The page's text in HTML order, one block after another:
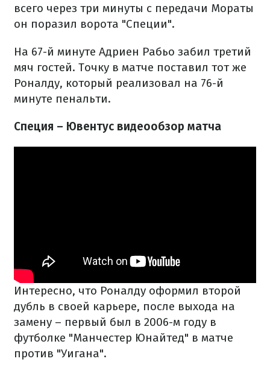
всего через три минуты с передачи Мораты
он поразил ворота "Специи".
На 67-й минуте Адриен Рабьо забил третий
мяч гостей. Точку в матче поставил тот же
Роналду, который реализовал на 76-й
минуте пенальти.
Специя – Ювентус видеообзор матча
Интересно, что Роналду оформил второй
дубль в своей карьере, после выхода на
замену – первый был в 2006-м году в
футболке "Манчестер Юнайтед" в матче
против "Уигана".